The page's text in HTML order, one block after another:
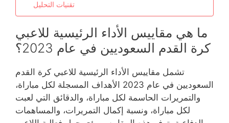
تقنيات التحليل
ما هي مقاييس الأداء الرئيسية للاعبي
كرة القدم السعوديين في عام 2023؟
تشمل مقاييس الأداء الرئيسية للاعبي كرة القدم
السعوديين في عام 2023 الأهداف المسجلة لكل مباراة،
والتمريرات الحاسمة لكل مباراة، والدقائق التي لعبت
لكل مباراة، ونسبة إكمال التمريرات، والمساهمات